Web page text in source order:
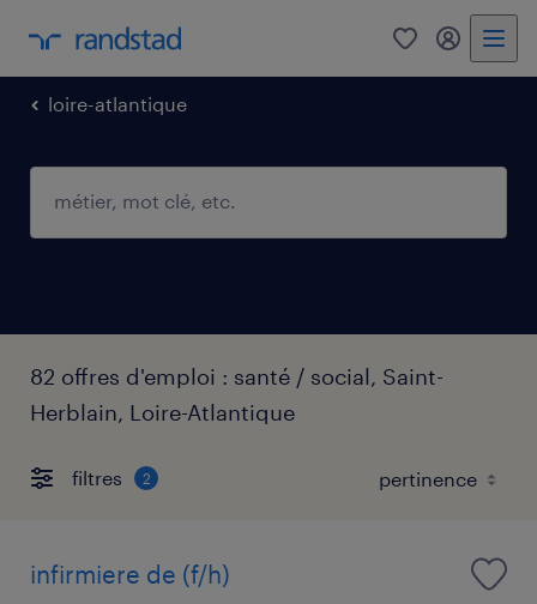
0 mon
loire-atlantique
82 offres d'emploi : santé / social, Saint-
Herblain, Loire-Atlantique
filtres 2
infirmiere de (f/h)